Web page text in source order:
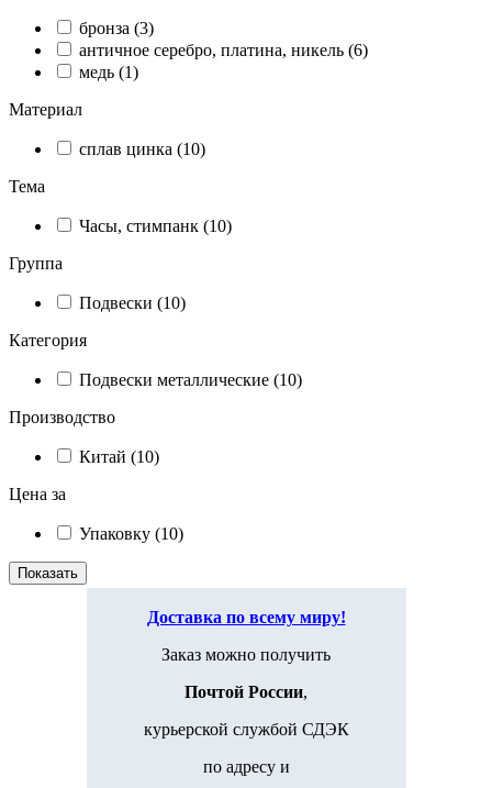
бронза (3)
античное серебро, платина, никель (6)
медь (1)
Материал
сплав цинка (10)
Тема
Часы, стимпанк (10)
Группа
Подвески (10)
Категория
Подвески металлические (10)
Производство
Китай (10)
Цена за
Упаковку (10)
Доставка по всему миру!
Заказ можно получить
Почтой России,
курьерской службой СДЭК
по адресу и